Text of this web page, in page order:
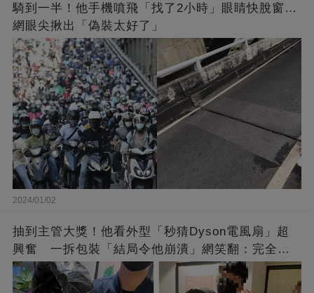
騎到一半！他手機噴飛「找了2小時」眼睛快脫窗…
網眼尖揪出「偽裝太好了」
2024/01/02
抽到主管大獎！他看外型「秒猜Dyson電風扇」超
興奮 一拆包裝「結局令他崩潰」網笑翻：完全想
不到～